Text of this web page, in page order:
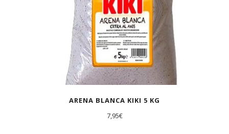
ARENA BLANCA KIKI 5 KG
7,95€